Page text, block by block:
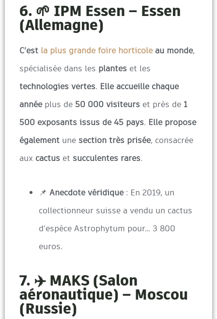
6. 🌱 IPM Essen – Essen
(Allemagne)
C’est la plus grande foire horticole au monde,
spécialisée dans les plantes et les
technologies vertes. Elle accueille chaque
annéeplus de 50 000 visiteurs et près de 1
500 exposants issus de 45 pays. Elle propose
également une section très prisée, consacrée
aux cactus et succulentes rares.
📌 Anecdote véridique: En 2019, un
collectionneur suisse a vendu un cactus
d’espèce Astrophytum pour… 3 800
euros.
7. ✈️ MAKS (Salon
aéronautique) – Moscou
(Russie)